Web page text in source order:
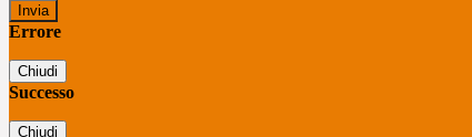
Errore
Chiudi
Successo
Chiudi